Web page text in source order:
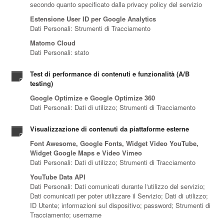
secondo quanto specificato dalla privacy policy del servizio
Estensione User ID per Google Analytics
Dati Personali: Strumenti di Tracciamento
Matomo Cloud
Dati Personali: stato
Test di performance di contenuti e funzionalità (A/B
testing)
Google Optimize e Google Optimize 360
Dati Personali: Dati di utilizzo; Strumenti di Tracciamento
Visualizzazione di contenuti da piattaforme esterne
Font Awesome, Google Fonts, Widget Video YouTube,
Widget Google Maps e Video Vimeo
Dati Personali: Dati di utilizzo; Strumenti di Tracciamento
YouTube Data API
Dati Personali: Dati comunicati durante l'utilizzo del servizio;
Dati comunicati per poter utilizzare il Servizio; Dati di utilizzo;
ID Utente; informazioni sul dispositivo; password; Strumenti di
Tracciamento; username